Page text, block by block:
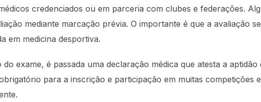
credenciados ou em parceria com clubes e federações.
mediante marcação prévia. O importante é que a avaliação
em medicina desportiva.
exame, é passada uma declaração médica que atesta a
para a inscrição e participação em muitas competições